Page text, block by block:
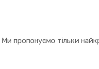
пропонуємо тільки